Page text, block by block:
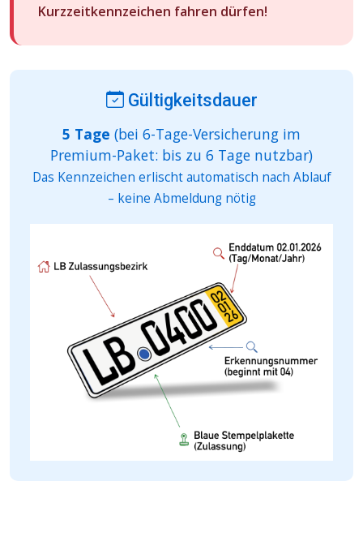
Kurzzeitkennzeichen fahren dürfen!
Gültigkeitsdauer
5 Tage (bei 6-Tage-Versicherung im
Premium-Paket: bis zu 6 Tage nutzbar)
Das Kennzeichen erlischt automatisch nach Ablauf
– keine Abmeldung nötig